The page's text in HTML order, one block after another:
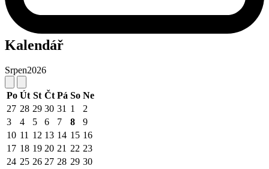
Kalendář
Srpen2026
Po Út St Čt Pá So Ne
27 28 29 30 31 1
2
3
4 5 6 7 8
9
10 11 12 13 14 15 16
17 18 19 20 21 22 23
24 25 26 27 28 29 30